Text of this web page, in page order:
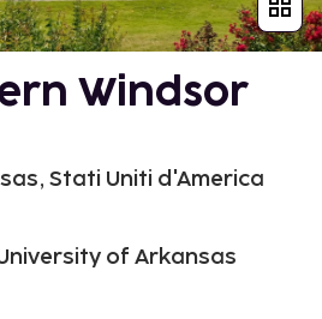
Windsor
Stati Uniti d'America
of Arkansas